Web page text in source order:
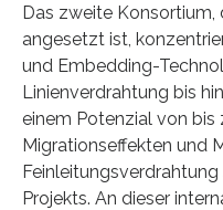
Das zweite
angesetzt ist,
und Embedding-
Linienverdrahtung bis
einem Potenzial von bis
Migrationseffekten und
Projekts. An dieser